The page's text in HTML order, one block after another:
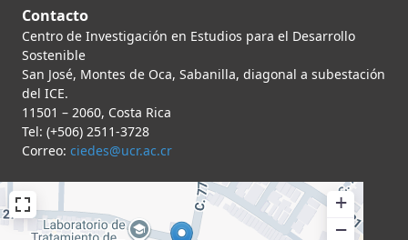
Contacto
Centro de Investigación en Estudios para el Desarrollo
Sostenible
San José, Montes de Oca, Sabanilla, diagonal a subestación
del ICE.
11501 – 2060, Costa Rica
Tel: (+506) 2511-3728
Correo: ciedes@ucr.ac.cr
+
−